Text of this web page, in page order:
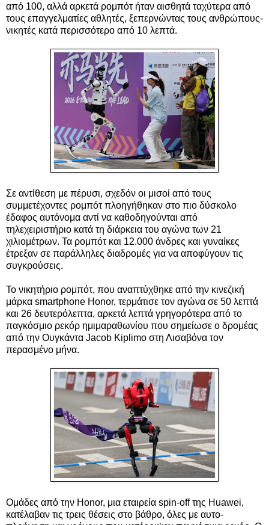
από 100, αλλά αρκετά ρομπότ ήταν αισθητά ταχύτερα από
τους επαγγελματίες αθλητές, ξεπερνώντας τους ανθρώπους-
νικητές κατά περισσότερο από 10 λεπτά.
Σε αντίθεση με πέρυσι, σχεδόν οι μισοί από τους
συμμετέχοντες ρομπότ πλοηγήθηκαν στο πιο δύσκολο
έδαφος αυτόνομα αντί να καθοδηγούνται από
τηλεχειριστήριο κατά τη διάρκεια του αγώνα των 21
χιλιομέτρων. Τα ρομπότ και 12.000 άνδρες και γυναίκες
έτρεξαν σε παράλληλες διαδρομές για να αποφύγουν τις
συγκρούσεις.
Το νικητήριο ρομπότ, που αναπτύχθηκε από την κινεζική
μάρκα smartphone Honor, τερμάτισε τον αγώνα σε 50 λεπτά
και 26 δευτερόλεπτα, αρκετά λεπτά γρηγορότερα από το
παγκόσμιο ρεκόρ ημιμαραθωνίου που σημείωσε ο δρομέας
από την Ουγκάντα ​​Jacob Kiplimo στη Λισαβόνα τον
περασμένο μήνα.
Ομάδες από την Honor, μια εταιρεία spin-off της Huawei,
κατέλαβαν τις τρεις θέσεις στο βάθρο, όλες με αυτο-